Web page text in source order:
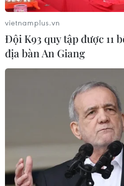
Philippines tiếp tục ghi
COVID-19 cao chưa
Philippines tiếp tục ghi nhận
cao mới với 28.707 ca sau kỷ
trước đó, nâng số ca mắc tại
vietnamplus.vn
Đội K93 quy tập được 11
địa bàn An Giang